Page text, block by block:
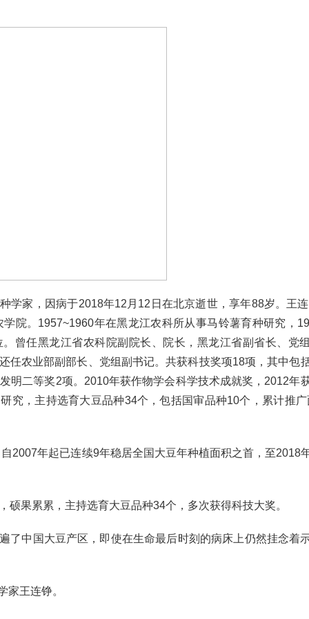
家，因病于2018年12月12日在北京逝世，享年88岁。王
院。1957~1960年在黑龙江农科所从事马铃薯育种研究，
曾任黑龙江省农科院副院长、院长，黑龙江省副省长、党
任农业部副部长、党组副书记。共获科技奖项18项，其中包
明二等奖2项。2010年获作物学会科学技术成就奖，2012年
究，主持选育大豆品种34个，包括国审品种10个，累计推
年起已连续9年稳居全国大豆年种植面积之首，至2018
累累，主持选育大豆品种34个，多次获得科技大奖。
中国大豆产区，即使在生命最后时刻的病床上仍然挂念着
王连铮。